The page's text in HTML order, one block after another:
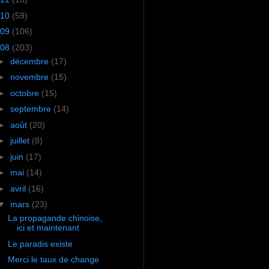
10 (59)
09 (106)
08 (203)
décembre (17)
novembre (15)
octobre (15)
septembre (14)
août (20)
juillet (8)
juin (17)
mai (14)
avril (16)
mars (23)
La propagande chinoise,
ici et maintenant
Le paradis existe
Merci le taux de change